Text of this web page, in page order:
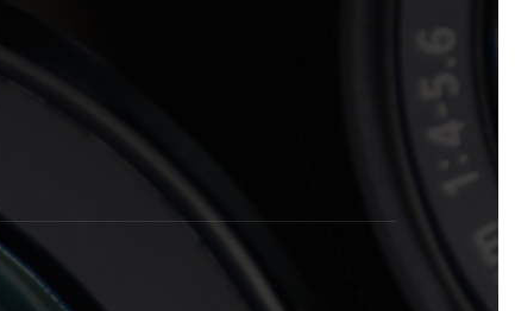
y recursos educativos de Grupo Esneca TV